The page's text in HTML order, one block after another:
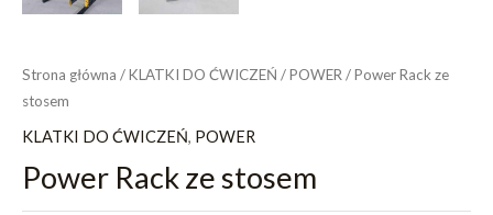
Strona główna /KLATKI DO ĆWICZEŃ /POWER/ Power Rack ze
stosem
KLATKI DO ĆWICZEŃ, POWER
Power Rack ze stosem